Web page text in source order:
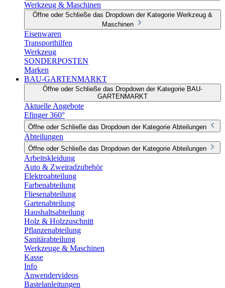
Werkzeug & Maschinen
Öffne oder Schließe das Dropdown der Kategorie Werkzeug &
Maschinen
Eisenwaren
Transporthilfen
Werkzeug
SONDERPOSTEN
Marken
BAU-GARTENMARKT
Öffne oder Schließe das Dropdown der Kategorie BAU-
GARTENMARKT
Aktuelle Angebote
Efinger 360°
Öffne oder Schließe das Dropdown der Kategorie Abteilungen
Abteilungen
Öffne oder Schließe das Dropdown der Kategorie Abteilungen
Arbeitskleidung
Auto & Zweiradzubehör
Elektroabteilung
Farbenabteilung
Fliesenabteilung
Gartenabteilung
Haushaltsabteilung
Holz & Holzzuschnitt
Pflanzenabteilung
Sanitärabteilung
Werkzeuge & Maschinen
Kasse
Info
Anwendervideos
Bastelanleitungen